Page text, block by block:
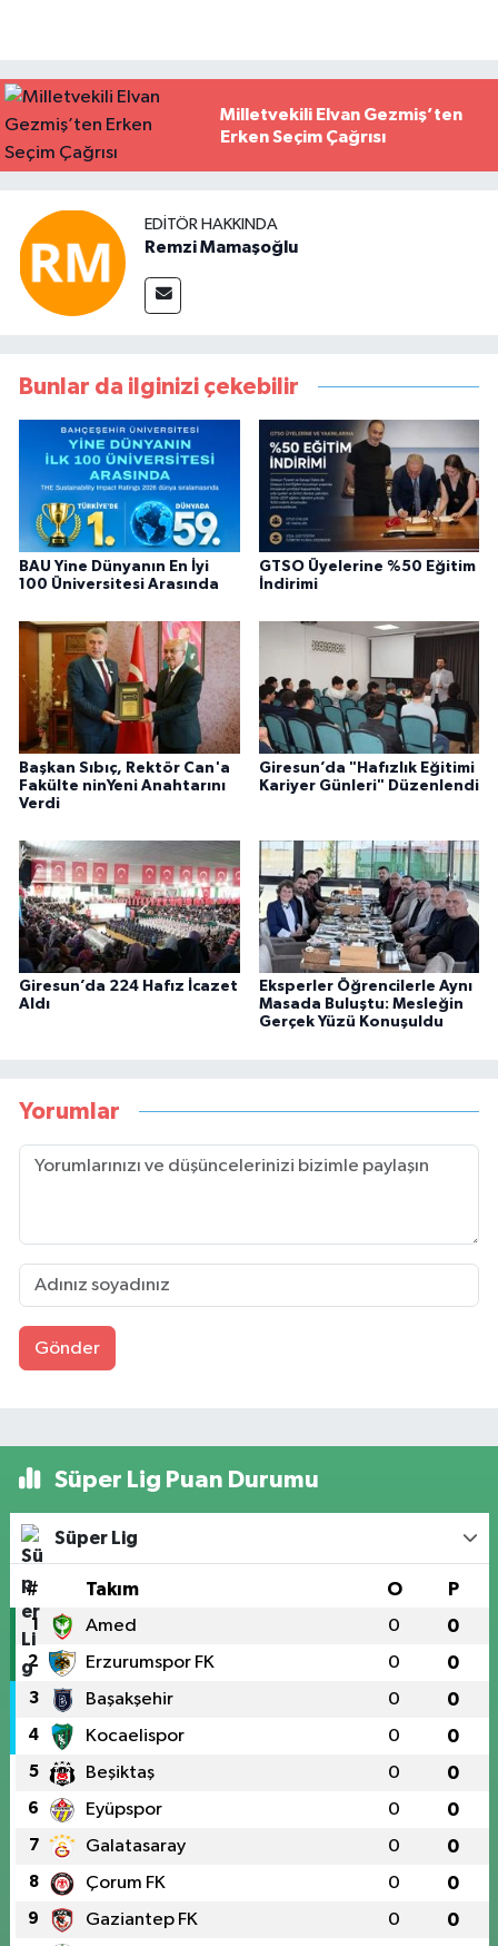
Milletvekili Elvan Gezmiş’ten
Erken Seçim Çağrısı
EDITÖR HAKKINDA
Remzi Mamaşoğlu
Bunlar da ilginizi çekebilir
BAU Yine Dünyanın En İyi
100 Üniversitesi Arasında
GTSO Üyelerine %50 Eğitim
İndirimi
Başkan Sıbıç, Rektör Can'a
Fakülte ninYeni Anahtarını
Verdi
Giresun’da "Hafızlık Eğitimi
Kariyer Günleri" Düzenlendi
Giresun’da 224 Hafız İcazet
Aldı
Eksperler Öğrencilerle Aynı
Masada Buluştu: Mesleğin
Gerçek Yüzü Konuşuldu
Yorumlar
Gönder
Süper Lig Puan Durumu
Süper Lig
# Takım O P
1 Amed 0 0
2 Erzurumspor FK 0 0
3 Başakşehir 0 0
4 Kocaelispor 0 0
5 Beşiktaş 0 0
6 Eyüpspor 0 0
7 Galatasaray 0 0
8 Çorum FK 0 0
9 Gaziantep FK 0 0